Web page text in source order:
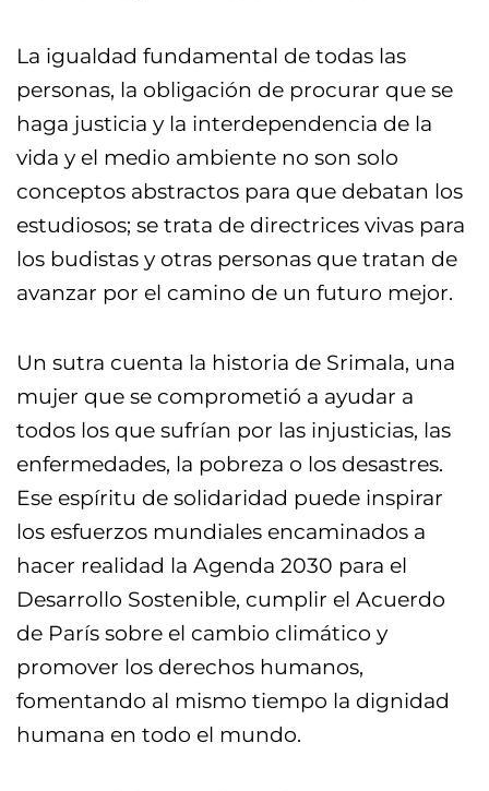
La igualdad fundamental de todas las
personas, la obligación de procurar que se
haga justicia y la interdependencia de la
vida y el medio ambiente no son solo
conceptos abstractos para que debatan los
estudiosos; se trata de directrices vivas para
los budistas y otras personas que tratan de
avanzar por el camino de un futuro mejor.
Un sutra cuenta la historia de Srimala, una
mujer que se comprometió a ayudar a
todos los que sufrían por las injusticias, las
enfermedades, la pobreza o los desastres.
Ese espíritu de solidaridad puede inspirar
los esfuerzos mundiales encaminados a
hacer realidad la Agenda 2030 para el
Desarrollo Sostenible, cumplir el Acuerdo
de París sobre el cambio climático y
promover los derechos humanos,
fomentando al mismo tiempo la dignidad
humana en todo el mundo.